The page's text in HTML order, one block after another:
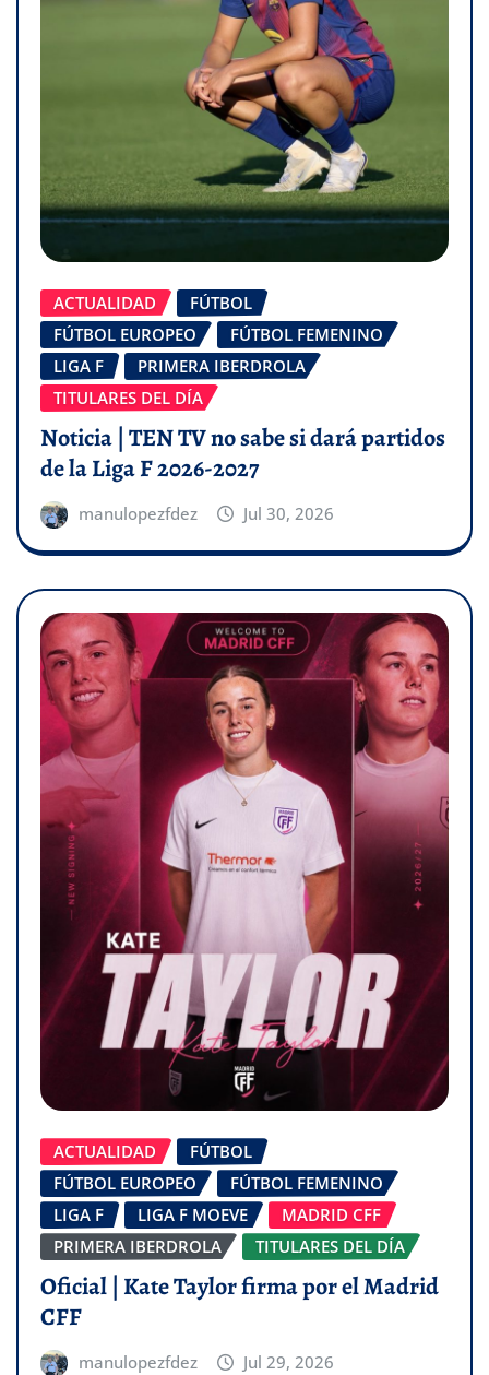
ACTUALIDAD
FÚTBOL
FÚTBOL EUROPEO
FÚTBOL FEMENINO
LIGA F
PRIMERA IBERDROLA
TITULARES DEL DÍA
Noticia | TEN TV no sabe si dará partidos
de la Liga F 2026-2027
manulopezfdez Jul 30, 2026
ACTUALIDAD
FÚTBOL
FÚTBOL EUROPEO
FÚTBOL FEMENINO
LIGA F
LIGA F MOEVE
MADRID CFF
PRIMERA IBERDROLA
TITULARES DEL DÍA
Oficial | Kate Taylor firma por el Madrid
CFF
manulopezfdez Jul 29, 2026